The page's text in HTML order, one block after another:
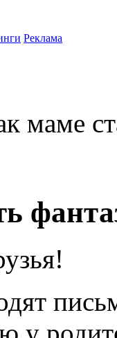
Реклама
маме